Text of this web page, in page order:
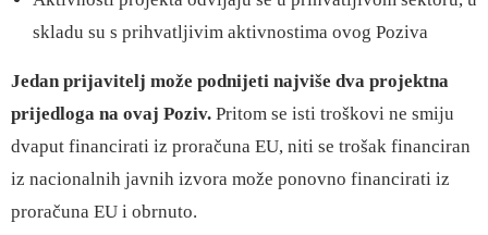
skladu su s prihvatljivim aktivnostima ovog Poziva
Jedan prijavitelj može podnijeti najviše dva projektna
prijedloga na ovaj Poziv. Pritom se isti troškovi ne smiju
dvaput financirati iz proračuna EU, niti se trošak financiran
iz nacionalnih javnih izvora može ponovno financirati iz
proračuna EU i obrnuto.